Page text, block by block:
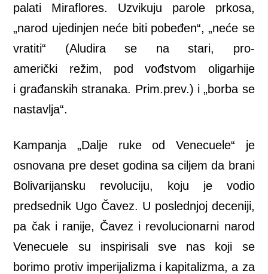
palati Miraflores. Uzvikuju parole prkosa,
„narod ujedinjen neće biti pobeđen“, „neće se
vratiti“ (Aludira se na stari, pro-
američki režim, pod vođstvom oligarhije
i građanskih stranaka. Prim.prev.) i „borba se
nastavlja“.
Kampanja „Dalje ruke od Venecuele“ je
osnovana pre deset godina sa ciljem da brani
Bolivarijansku revoluciju, koju je vodio
predsednik Ugo Čavez. U poslednjoj deceniji,
pa čak i ranije, Čavez i revolucionarni narod
Venecuele su inspirisali sve nas koji se
borimo protiv imperijalizma i kapitalizma, a za